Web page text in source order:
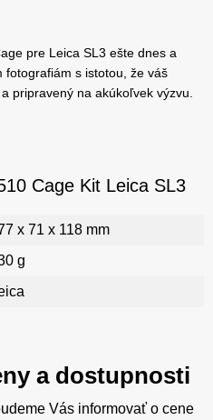
pre Leica SL3 ešte dnes a
fotografiám s istotou, že váš
pripravený na akúkoľvek výzvu.
Cage Kit Leica SL3
x 71 x 118 mm
g
a dostupnosti
Vás informovať o cene